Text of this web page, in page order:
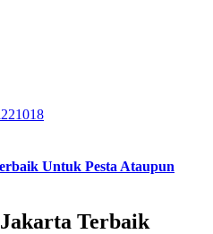
Untuk Pesta Ataupun
Terbaik